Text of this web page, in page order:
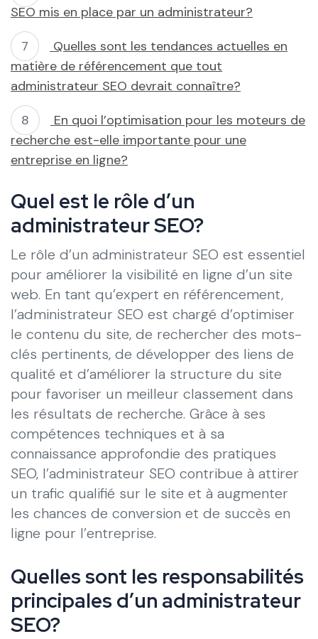
SEO mis en place par un administrateur?
Quelles sont les tendances actuelles en
matière de référencement que tout
administrateur SEO devrait connaître?
En quoi l’optimisation pour les moteurs de
recherche est-elle importante pour une
entreprise en ligne?
Quel est le rôle d’un
administrateur SEO?
Le rôle d’un administrateur SEO est essentiel
pour améliorer la visibilité en ligne d’un site
web. En tant qu’expert en référencement,
l’administrateur SEO est chargé d’optimiser
le contenu du site, de rechercher des mots-
clés pertinents, de développer des liens de
qualité et d’améliorer la structure du site
pour favoriser un meilleur classement dans
les résultats de recherche. Grâce à ses
compétences techniques et à sa
connaissance approfondie des pratiques
SEO, l’administrateur SEO contribue à attirer
un trafic qualifié sur le site et à augmenter
les chances de conversion et de succès en
ligne pour l’entreprise.
Quelles sont les responsabilités
principales d’un administrateur
SEO?